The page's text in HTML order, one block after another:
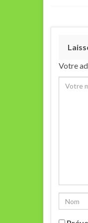
Votre